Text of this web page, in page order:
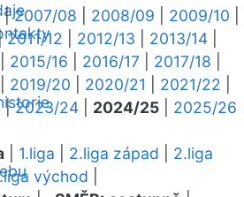
|2007/08 2008/09 2009/10
2011/12 2012/13 2013/14
2015/16 2016/17 2017/18
2019/20 2020/21 2021/22
|2023/24 2024/25
2025/26
1.liga 2.liga západ
2.liga
východ